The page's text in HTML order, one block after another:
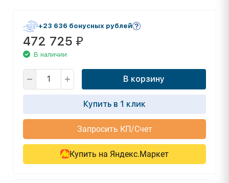
+23 636 бонусных рублей
472 725 ₽
В наличии
В корзину
Купить в 1 клик
Запросить КП/Счет
Купить на Яндекс.Маркет